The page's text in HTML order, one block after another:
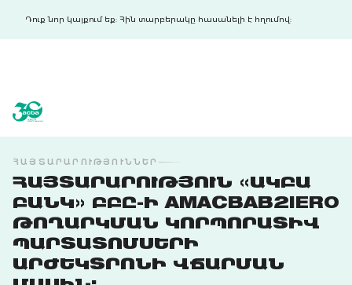
Դուք նոր կայքում եք: Հին տարբերակը հասանելի է հղումով:
ՀԱՅՏԱՐԱՐՈՒԹՅՈՒՆՆԵՐ
ՀԱՅՏԱՐԱՐՈՒԹՅՈՒՆ «ԱԿԲԱ
ԲԱՆԿ» ԲԲԸ-Ի AMACBAB2IER0
ԹՈՂԱՐԿՄԱՆ ԿՈՐՊՈՐԱՏԻՎ
ՊԱՐՏԱՏՈՄՍԵՐԻ
ԱՐԺԵԿՏՐՈՆԻ ՎՃԱՐՄԱՆ